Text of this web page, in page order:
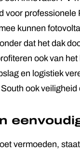
voor
kunnen
dat het dak
ook van
en logistiek
ook
vermoeden,